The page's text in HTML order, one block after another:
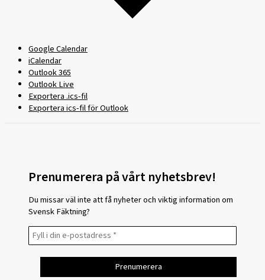
Google Calendar
iCalendar
Outlook 365
Outlook Live
Exportera .ics-fil
Exportera ics-fil för Outlook
Prenumerera på vårt nyhetsbrev!
Du missar väl inte att få nyheter och viktig information om
Svensk Fäktning?